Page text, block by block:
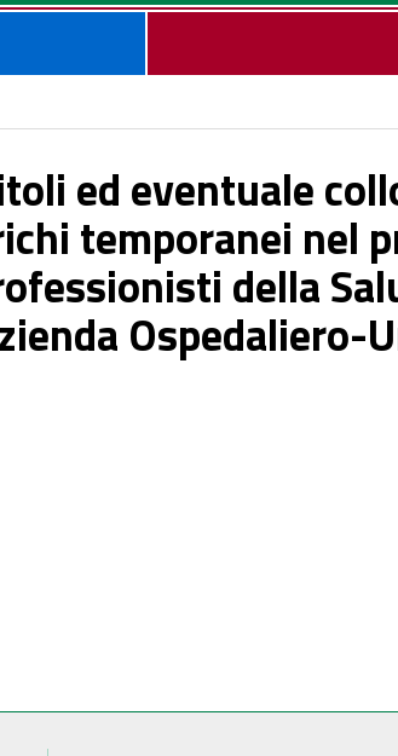
ed eventuale
temporanei nel
della
Ospedaliero-